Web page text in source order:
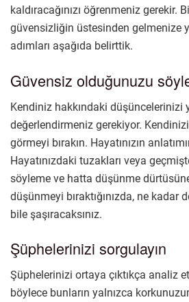
kaldıracağınızı öğrenmeniz gerekir.
güvensizliğin üstesinden gelmenize
adımları aşağıda belirttik.
Güvensiz olduğunuzu
Kendiniz hakkındaki düşüncelerinizi
değerlendirmeniz gerekiyor.
görmeyi bırakın. Hayatınızın
Hayatınızdaki tuzakları veya
söyleme ve hatta düşünme
düşünmeyi bıraktığınızda, ne kadar
bile şaşıracaksınız.
Şüphelerinizi sorgulayın
Şüphelerinizi ortaya çıktıkça analiz
böylece bunların yalnızca